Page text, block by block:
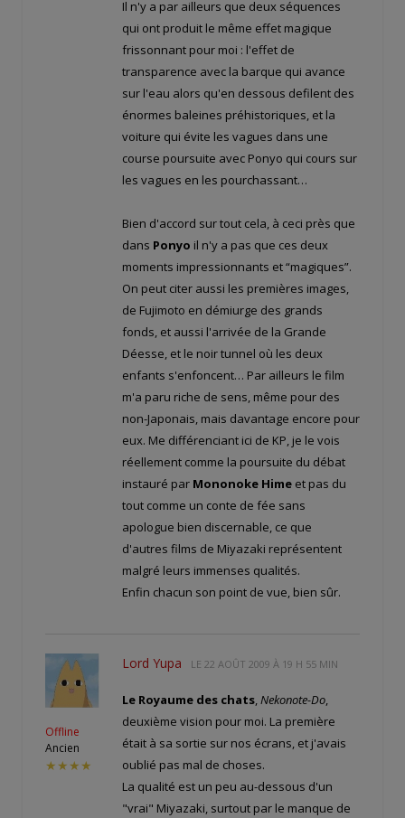
Il n'y a par ailleurs que deux séquences
qui ont produit le même effet magique
frissonnant pour moi : l'effet de
transparence avec la barque qui avance
sur l'eau alors qu'en dessous defilent des
énormes baleines préhistoriques, et la
voiture qui évite les vagues dans une
course poursuite avec Ponyo qui cours sur
les vagues en les pourchassant…
Bien d'accord sur tout cela, à ceci près que
dans Ponyo il n'y a pas que ces deux
moments impressionnants et “magiques”.
On peut citer aussi les premières images,
de Fujimoto en démiurge des grands
fonds, et aussi l'arrivée de la Grande
Déesse, et le noir tunnel où les deux
enfants s'enfoncent… Par ailleurs le film
m'a paru riche de sens, même pour des
non-Japonais, mais davantage encore pour
eux. Me différenciant ici de KP, je le vois
réellement comme la poursuite du débat
instauré par Mononoke Hime et pas du
tout comme un conte de fée sans
apologue bien discernable, ce que
d'autres films de Miyazaki représentent
malgré leurs immenses qualités.
Enfin chacun son point de vue, bien sûr.
Offline
Ancien
★★★★
Lord Yupa LE 22 AOÛT 2009 À 19 H 55 MIN
Le Royaume des chats,Nekonote-Do,
deuxième vision pour moi. La première
était à sa sortie sur nos écrans, et j'avais
oublié pas mal de choses.
La qualité est un peu au-dessous d'un
"vrai" Miyazaki, surtout par le manque de